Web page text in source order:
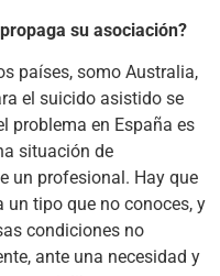
su asociación?
países, somo Australia,
el suicido asistido se
problema en España es
situación de
un profesional. Hay que
un tipo que no conoces, y
condiciones no
ante una necesidad y